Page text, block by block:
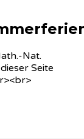
Nat.
Seite